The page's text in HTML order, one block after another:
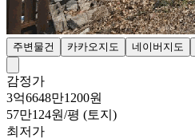
주변물건 카카오지도 네이버지도
감정가
3억6648만1200원
57만124원/평 (토지)
최저가